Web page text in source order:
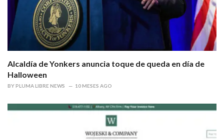
Alcaldía de Yonkers anuncia toque de queda en día de
Halloween
BY PLUMA LIBRE NEWS 10 MESES AGO